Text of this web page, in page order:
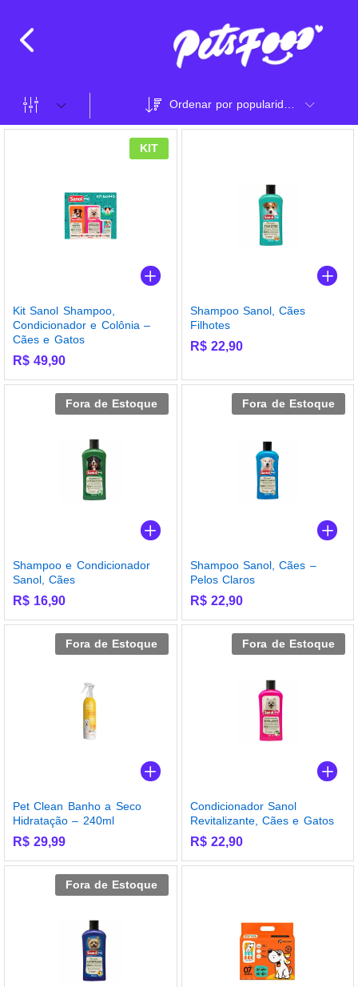
KIT
Kit Sanol Shampoo,
Condicionador e Colônia –
Cães e Gatos
R$ 49,90
Shampoo Sanol, Cães
Filhotes
R$22,90
Fora de Estoque
Shampoo e Condicionador
Sanol, Cães
R$ 16,90
Fora de Estoque
Shampoo Sanol, Cães –
Pelos Claros
R$22,90
Fora de Estoque
Pet Clean Banho a Seco
Hidratação – 240ml
R$ 29,99
Fora de Estoque
Condicionador Sanol
Revitalizante, Cães e Gatos
R$22,90
Fora de Estoque